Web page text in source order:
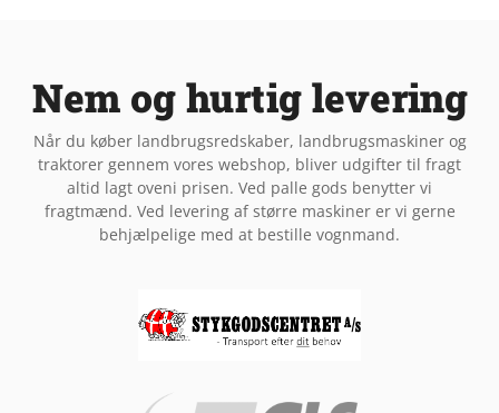
Nem og hurtig levering
Når du køber landbrugsredskaber, landbrugsmaskiner og
traktorer gennem vores webshop, bliver udgifter til fragt
altid lagt oveni prisen. Ved palle gods benytter vi
fragtmænd. Ved levering af større maskiner er vi gerne
behjælpelige med at bestille vognmand.